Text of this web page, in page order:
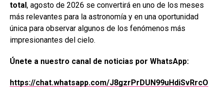
total , agosto de 2026 se convertirá en uno de los meses
más relevantes para la astronomía y en una oportunidad
única para observar algunos de los fenómenos más
impresionantes del cielo.
Únete a nuestro canal de noticias por WhatsApp:
https://chat.whatsapp.com/J8gzrPrDUN99uHdiSvRrcO